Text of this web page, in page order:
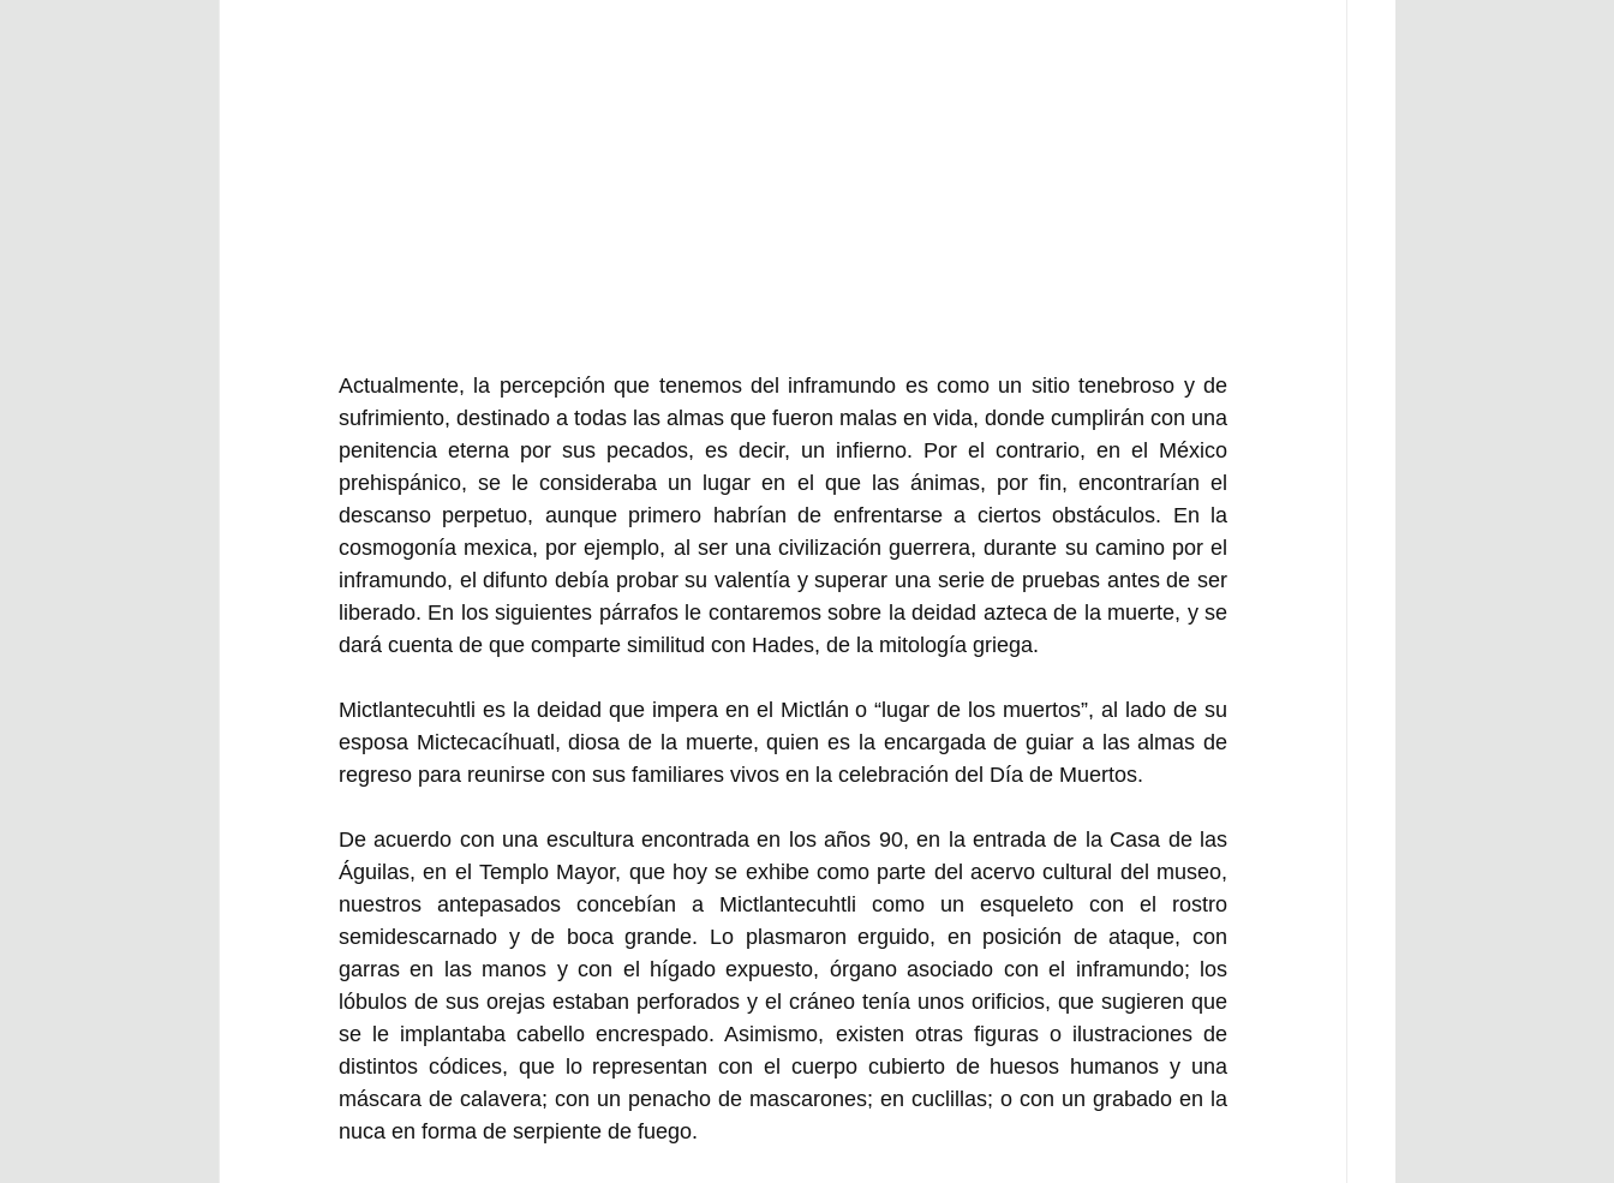
Actualmente, la percepción que tenemos del inframundo es como un sitio tenebroso y de
sufrimiento, destinado a todas las almas que fueron malas en vida, donde cumplirán con una
penitencia eterna por sus pecados, es decir, un infierno. Por el contrario, en el México
prehispánico, se le consideraba un lugar en el que las ánimas, por fin, encontrarían el
descanso perpetuo, aunque primero habrían de enfrentarse a ciertos obstáculos. En la
cosmogonía mexica, por ejemplo, al ser una civilización guerrera, durante su camino por el
inframundo, el difunto debía probar su valentía y superar una serie de pruebas antes de ser
liberado. En los siguientes párrafos le contaremos sobre la deidad azteca de la muerte, y se
dará cuenta de que comparte similitud con Hades, de la mitología griega.
Mictlantecuhtli es la deidad que impera en el Mictlán o “lugar de los muertos”, al lado de su
esposa Mictecacíhuatl, diosa de la muerte, quien es la encargada de guiar a las almas de
regreso para reunirse con sus familiares vivos en la celebración del Día de Muertos.
De acuerdo con una escultura encontrada en los años 90, en la entrada de la Casa de las
Águilas, en el Templo Mayor, que hoy se exhibe como parte del acervo cultural del museo,
nuestros antepasados concebían a Mictlantecuhtli como un esqueleto con el rostro
semidescarnado y de boca grande. Lo plasmaron erguido, en posición de ataque, con
garras en las manos y con el hígado expuesto, órgano asociado con el inframundo; los
lóbulos de sus orejas estaban perforados y el cráneo tenía unos orificios, que sugieren que
se le implantaba cabello encrespado. Asimismo, existen otras figuras o ilustraciones de
distintos códices, que lo representan con el cuerpo cubierto de huesos humanos y una
máscara de calavera; con un penacho de mascarones; en cuclillas; o con un grabado en la
nuca en forma de serpiente de fuego.